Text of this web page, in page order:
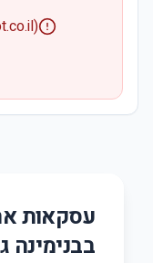
עסקאות
ב